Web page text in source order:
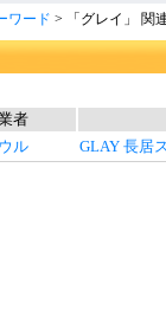
ワード > 「グレイ」 関
者
ル
GLAY 長居